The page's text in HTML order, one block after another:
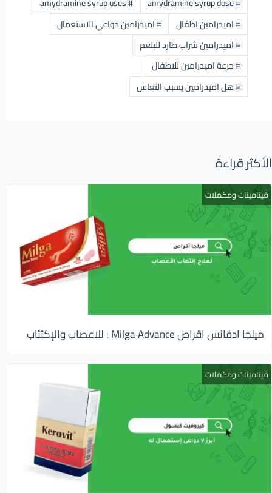
#
amydramine syrup dose
#
amydramine syrup uses
#اميدرامين اطفال #اميدرامين دواعي الاستعمال
#اميدرامين شراب طارد للبلغم
#جرعة اميدرامين للاطفال
#هل اميدرامين يسبب النعاس
الأكثر قراءة
فيتامينات ومكملات
ميلجا ادفانس اقراص Milga Advance : للاعصاب والإكتئاب
فيتامينات ومكملات